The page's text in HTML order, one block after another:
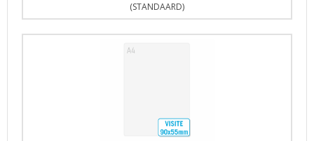
(STANDAARD)